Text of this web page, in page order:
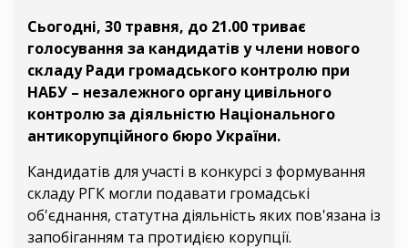
Сьогодні, 30 травня, до 21.00 триває
голосування за кандидатів у члени нового
складу Ради громадського контролю при
НАБУ – незалежного органу цивільного
контролю за діяльністю Національного
антикорупційного бюро України.
Кандидатів для участі в конкурсі з формування
складу РГК могли подавати громадські
об'єднання, статутна діяльність яких пов'язана із
запобіганням та протидією корупції.